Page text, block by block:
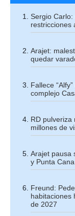
Sergio
restricciones
Arajet:
quedar
Fallece
complejo
RD pulveriza
millones de
Arajet pausa
y Punta
Freund:
habitaciones
de 2027